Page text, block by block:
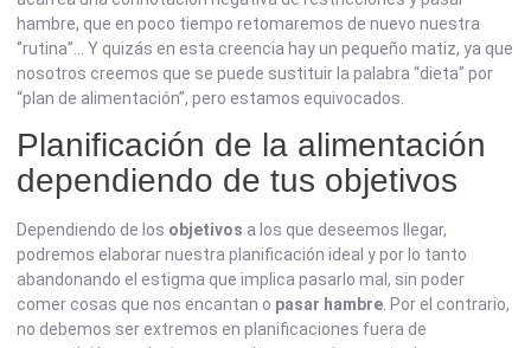
hambre, que en poco tiempo retomaremos de nuevo nuestra
‘’rutina’’… Y quizás en esta creencia hay un pequeño matiz, ya que
nosotros creemos que se puede sustituir la palabra “dieta” por
“plan de alimentación”, pero estamos equivocados.
Planificación de la alimentación
dependiendo de tus objetivos
Dependiendo de los objetivos a los que deseemos llegar,
podremos elaborar nuestra planificación ideal y por lo tanto
abandonando el estigma que implica pasarlo mal, sin poder
comer cosas que nos encantan o pasar hambre. Por el contrario,
no debemos ser extremos en planificaciones fuera de